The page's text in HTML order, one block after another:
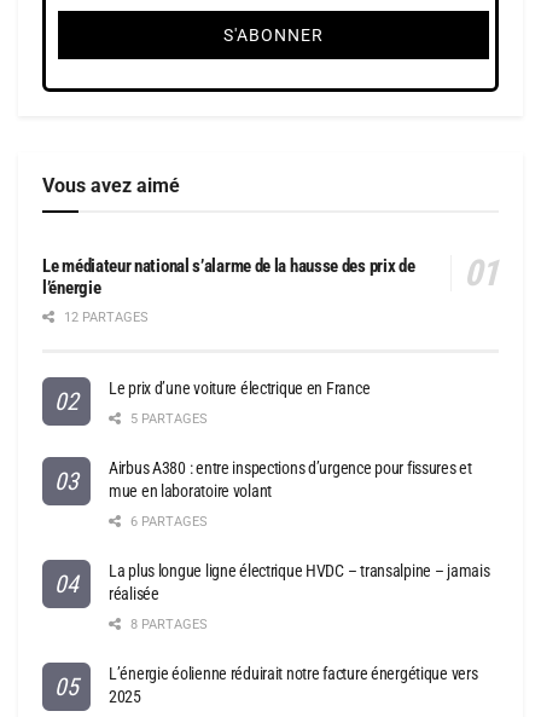
Vous avez aimé
Le médiateur national s’alarme de la hausse des prix de
l’énergie
12 PARTAGES
Le prix d’une voiture électrique en France
5 PARTAGES
Airbus A380 : entre inspections d’urgence pour fissures et
mue en laboratoire volant
6 PARTAGES
La plus longue ligne électrique HVDC – transalpine – jamais
réalisée
8 PARTAGES
L’énergie éolienne réduirait notre facture énergétique vers
2025